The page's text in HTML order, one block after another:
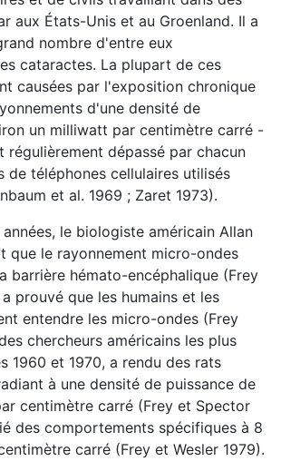
aux États-Unis et au Groenland. Il a
nombre d'entre eux
cataractes. La plupart de ces
causées par l'exposition chronique
d'une densité de
un milliwatt par centimètre carré -
régulièrement dépassé par chacun
de téléphones cellulaires utilisés
et al. 1969 ; Zaret 1973).
le biologiste américain Allan
que le rayonnement micro-ondes
barrière hémato-encéphalique (Frey
prouvé que les humains et les
entendre les micro-ondes (Frey
chercheurs américains les plus
1960 et 1970, a rendu des rats
à une densité de puissance de
centimètre carré (Frey et Spector
des comportements spécifiques à 8
carré (Frey et Wesler 1979).